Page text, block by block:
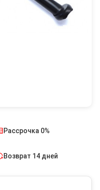
Рассрочка 0%
Возврат 14 дней